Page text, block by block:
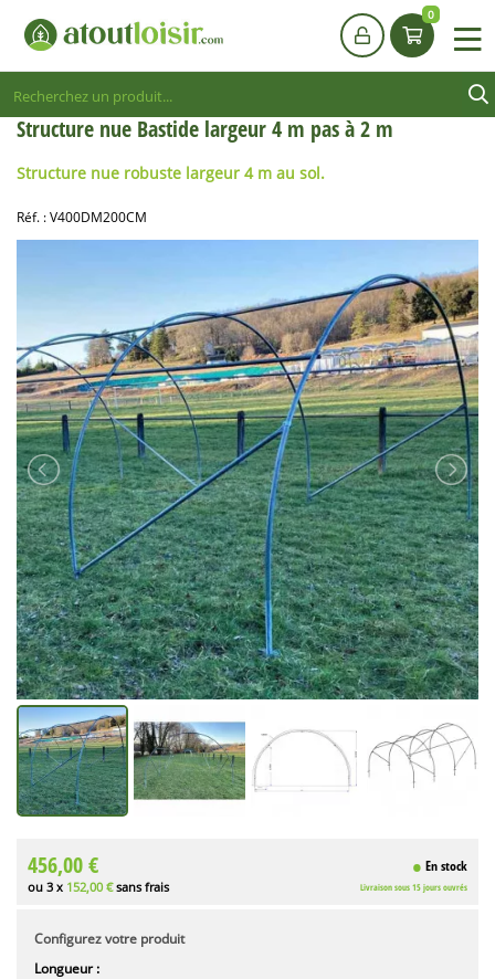
Structure nue Bastide largeur 4 m pas à 2 m
Structure nue robuste largeur 4 m au sol.
Réf. :V400DM200CM
456,00 €
ou 3 x 152,00 €sans frais
En stock
Livraison sous 15 jours ouvrés
Configurez votre produit
Longueur :
0